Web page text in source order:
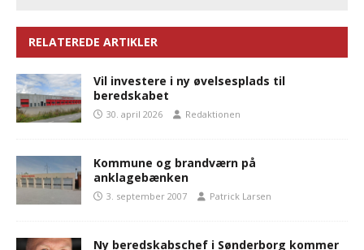
RELATEREDE ARTIKLER
Vil investere i ny øvelsesplads til
beredskabet
30. april 2026 Redaktionen
Kommune og brandværn på
anklagebænken
3. september 2007 Patrick Larsen
Ny beredskabschef i Sønderborg kommer